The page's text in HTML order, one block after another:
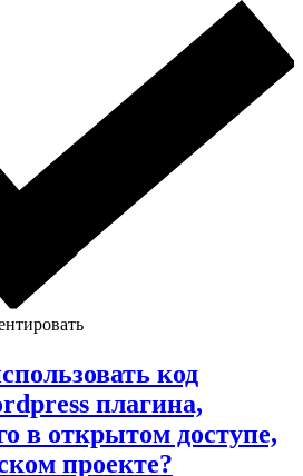
код
плагина,
в открытом доступе,
проекте?